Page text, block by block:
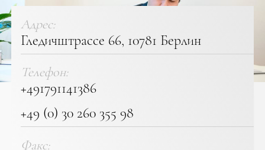
Адрес:
Гледичштрассе 66, 10781 Берлин
Телефон:
+491791141386
+49 (0) 30 260 355 98
Факс: